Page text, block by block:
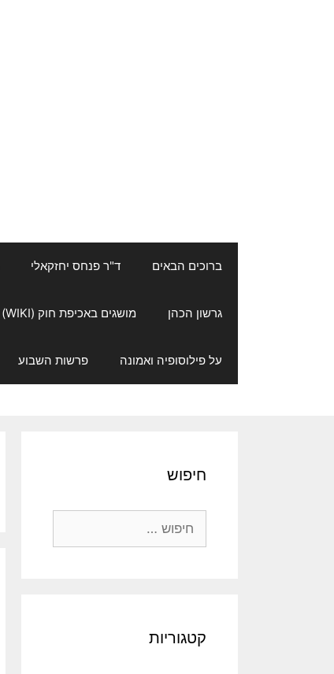
ברוכים הבאים ד"ר פנחס יחזקאלי
גרשון הכהן מושגים באכיפת חוק (WIKI)
על פילוסופיה ואמונה פרשות השבוע
חיפוש
קטגוריות